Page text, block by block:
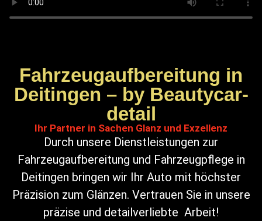
Fahrzeugaufbereitung in
Deitingen – by Beautycar-
detail
Ihr Partner in Sachen Glanz und Exzellenz
Durch unsere Dienstleistungen zur
Fahrzeugaufbereitung und Fahrzeugpflege in
Deitingen bringen wir Ihr Auto mit höchster
Präzision zum Glänzen. Vertrauen Sie in unsere
präzise und detailverliebte Arbeit!